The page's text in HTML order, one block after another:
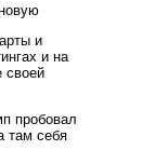
и
и на
своей
пробовал
там себя